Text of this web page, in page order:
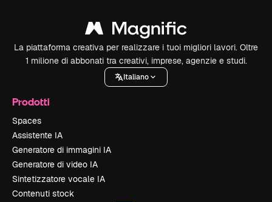
La piattaforma creativa per realizzare i tuoi migliori lavori. Oltre
1 milione di abbonati tra creativi, imprese, agenzie e studi.
Italiano
Prodotti
Spaces
Assistente IA
Generatore di immagini IA
Generatore di video IA
Sintetizzatore vocale IA
Contenuti stock